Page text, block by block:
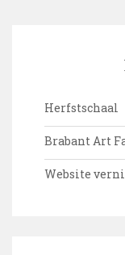
Herfstschaal
Brabant Art
Website